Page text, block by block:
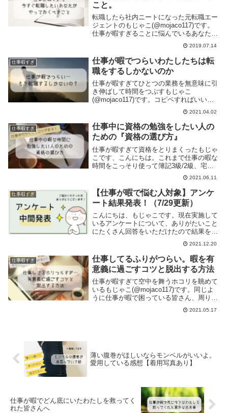
こと。
転職したら社内ニートになった元転職エー
ジェントのもじゃこ(@mojaco117)です。
仕事が暇すぎることに悩んでいるあなたな
らわかると思いますが「仕事が暇」って、
地獄ですよね。心の底から会社辞めたくな
ります。辞めたいし逃げたいし明日にでも
転...
2019.07.14
仕事暇すぎ
仕事が暇でつらいわたしたちは転
職をするしかないのか
仕事が暇すぎてひとつの業務を無意味に引
き伸ばして時間をつぶすもじゃこ
(@mojaco117)です。コピペすればいいも
のをわざわざ手打ちしたり。特に意味のな
いメモをきれいに清書してみたり。一枚一
枚丁寧にシュレッダーにかけたり。ゆっく
り歩いてト...
2021.04.02
仕事暇すぎ
仕事中に資格の勉強をしたい人の
ための『資格の選び方』
仕事が暇すぎて資格をとりまくったもじゃ
こです、こんにちは。これまで仕事の暇な
時間をこっそり使って簿記3級/2級、宅建
士、ビジネス実務法務検定2級、登録販売
者などを取得しました。同じように仕事が
暇な方の中には「どうせ暇なら資格の勉強
でもしよう...
2021.06.11
仕事暇すぎ
【仕事が暇で悩む人対象】アンケ
ート結果発表！（7/29更新）
こんにちは、もじゃこです。現在実施して
いるアンケートについて、ありがたいこと
にたくさん回答をいただけたので結果を公
表したいと思います。めちゃくちゃ長い記
事です。時間のある時にどうぞ！※見にく
かったらすみません…今後工夫します…と
にかく皆さん...
2021.12.20
仕事暇すぎ
仕事してるふりがつらい。暇を有
意義に過ごすコツと脱出する方法
仕事が暇すぎて空中を舞うホコリを眺めて
いるもじゃこ(@mojaco117)です。同じよ
うに仕事が暇で困っている皆さん、周りを
気にして『仕事をしているふり』をしてし
まうことってありませんか？わたしはして
2021.05.17
薄い腹巻がほしいならモンベルがいいよ。
愛用している感想【着用写真あり】
仕事が暇でどん底にいたわたしを救ってく
れた皆さんへ